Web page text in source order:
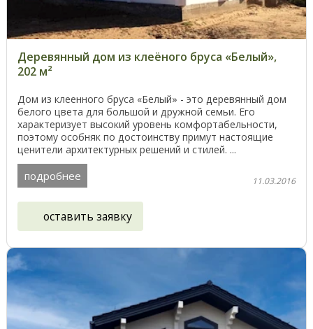
Деревянный дом из клеёного бруса «Белый»,
202 м²
Дом из клеенного бруса «Белый» - это деревянный дом
белого цвета для большой и дружной семьи. Его
характеризует высокий уровень комфортабельности,
поэтому особняк по достоинству примут настоящие
ценители архитектурных решений и стилей. ...
подробнее 11.03.2016
оставить заявку